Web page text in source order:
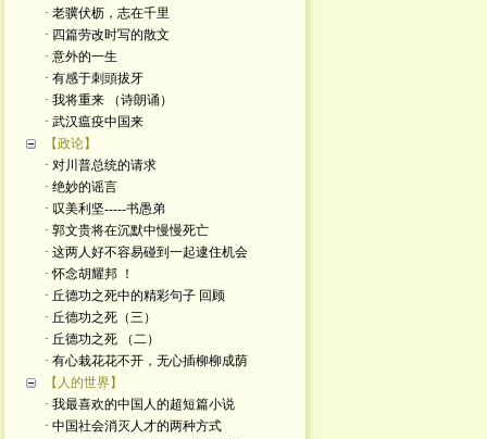
· 老骥伏枥，志在千里
· 四篇劳改时写的散文
· 意外的一生
· 有感于刺頭拔牙
· 我将重来 （诗朗诵）
· 武汉瘟疫中国来
【政论】
· 对川普总统的请求
· 绝妙的谣言
· 叹美利坚-----书愚弟
· 郭文贵将在沉默中慢慢死亡
· 这两人好不容易碰到一起逮住机会
· 怀念胡耀邦 ！
· 丘德功之死中的精彩句子 回顾
· 丘德功之死（三）
· 丘德功之死 （二）
· 有心栽花花不开，无心插柳柳成荫
【人的世界】
· 我最喜欢的中国人的超短篇小说
· 中国社会消灭人才的两种方式